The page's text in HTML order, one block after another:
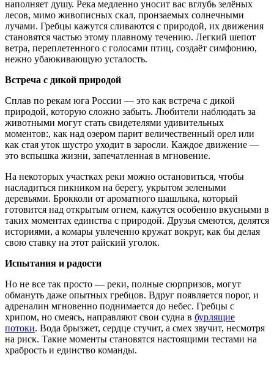
наполняет душу. Река медленно уносит вас вглубь зелёных
лесов, мимо живописных скал, пронзаемых солнечными
лучами. Гребцы кажутся сливаются с природой, их движения
становятся частью этому плавному течению. Легкий шепот
ветра, переплетенного с голосами птиц, создаёт симфонию,
нежно убаюкивающую усталость.
Встреча с дикой природой
Сплав по рекам юга России — это как встреча с дикой
природой, которую сложно забыть. Любители наблюдать за
животными могут стать свидетелями удивительных
моментов:, как над озером парит величественный орел или
как стая уток шустро уходит в заросли. Каждое движение —
это вспышка жизни, запечатленная в мгновение.
На некоторых участках реки можно остановиться, чтобы
насладиться пикником на берегу, укрытом зелеными
деревьями. Брокколи от ароматного шашлыка, который
готовится над открытым огнем, кажутся особенно вкусными в
таких моментах единства с природой. Друзья смеются, делятся
историями, а комары увлеченно кружат вокруг, как бы делая
свою ставку на этот райский уголок.
Испытания и радости
Но не все так просто — реки, полные сюрпризов, могут
обмануть даже опытных гребцов. Вдруг появляется порог, и
адреналин мгновенно поднимается до небес. Гребцы с
хрипом, но смеясь, направляют свои судна в бурлящие
потоки. Вода брызжет, сердце стучит, а смех звучит, несмотря
на риск. Такие моменты становятся настоящими тестами на
храбрость и единство команды.